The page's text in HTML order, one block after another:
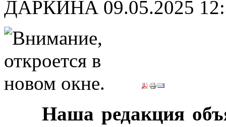
ДАРКИНА 09.05.2025
Наша редакция